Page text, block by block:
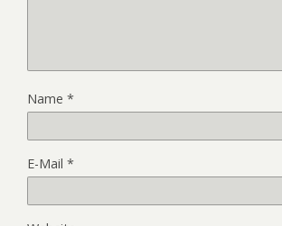
Name *
E-Mail *